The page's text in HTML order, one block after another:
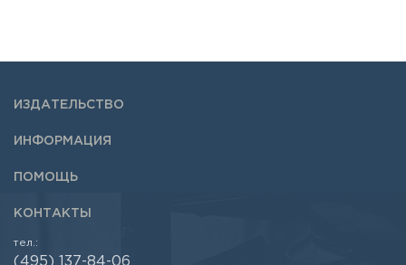
ИЗДАТЕЛЬСТВО
ИНФОРМАЦИЯ
ПОМОЩЬ
КОНТАКТЫ
тел.:
(495) 137-84-06